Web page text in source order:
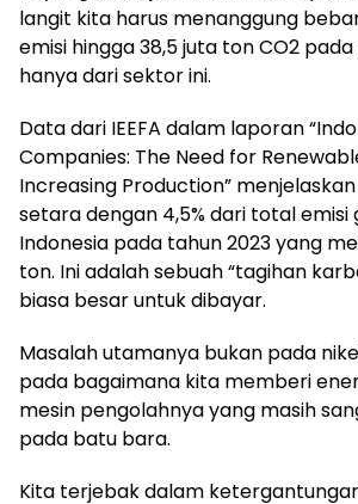
langit kita harus menanggung
emisi hingga 38,5 juta ton CO2
hanya dari sektor ini.
Data dari IEEFA dalam laporan
Companies: The Need for
Increasing Production”
setara dengan 4,5% dari total emisi
Indonesia pada tahun 2023 yang
ton. Ini adalah sebuah “tagihan
biasa besar untuk dibayar.
Masalah utamanya bukan pada
pada bagaimana kita memberi
mesin pengolahnya yang masih
pada batu bara.
Kita terjebak dalam